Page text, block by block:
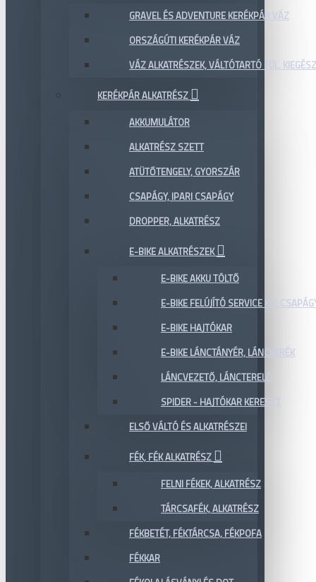
GRAVEL ÉS ADVENTURE KERÉKPÁR VÁZ
ORSZÁGÚTI KERÉKPÁR VÁZ
VÁZ ALKATRÉSZEK, VÁLTÓTARTÓ FÜL,
KERÉKPÁR ALKATRÉSZ
AKKUMULÁTOR
ALKATRÉSZ SZETT
ATÜTŐTENGELY, GYORSZÁR
CSAPÁGY, IPARI CSAPÁGY
DROPPER, ALKATRÉSZ
E-BIKE ALKATRÉSZEK
E-BIKE AKKU TÖLTŐ
E-BIKE FELÚJÍTÓ SERVICE KIT,
E-BIKE HAJTÓKAR
E-BIKE LÁNCTÁNYÉR, LÁNCKERÉK
LÁNCVEZETŐ, LÁNCTERELŐ
SPIDER - HAJTÓKAR KERESZT
ELSŐ VÁLTÓ ÉS ALKATRÉSZEI
FÉK, FÉK ALKATRÉSZ
FELNI FÉKEK, ALKATRÉSZ
TÁRCSAFÉK, ALKATRÉSZ
FÉKBETÉT, FÉKTÁRCSA, FÉKPOFA
FÉKKAR